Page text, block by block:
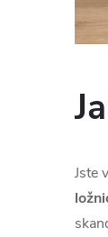
Jste